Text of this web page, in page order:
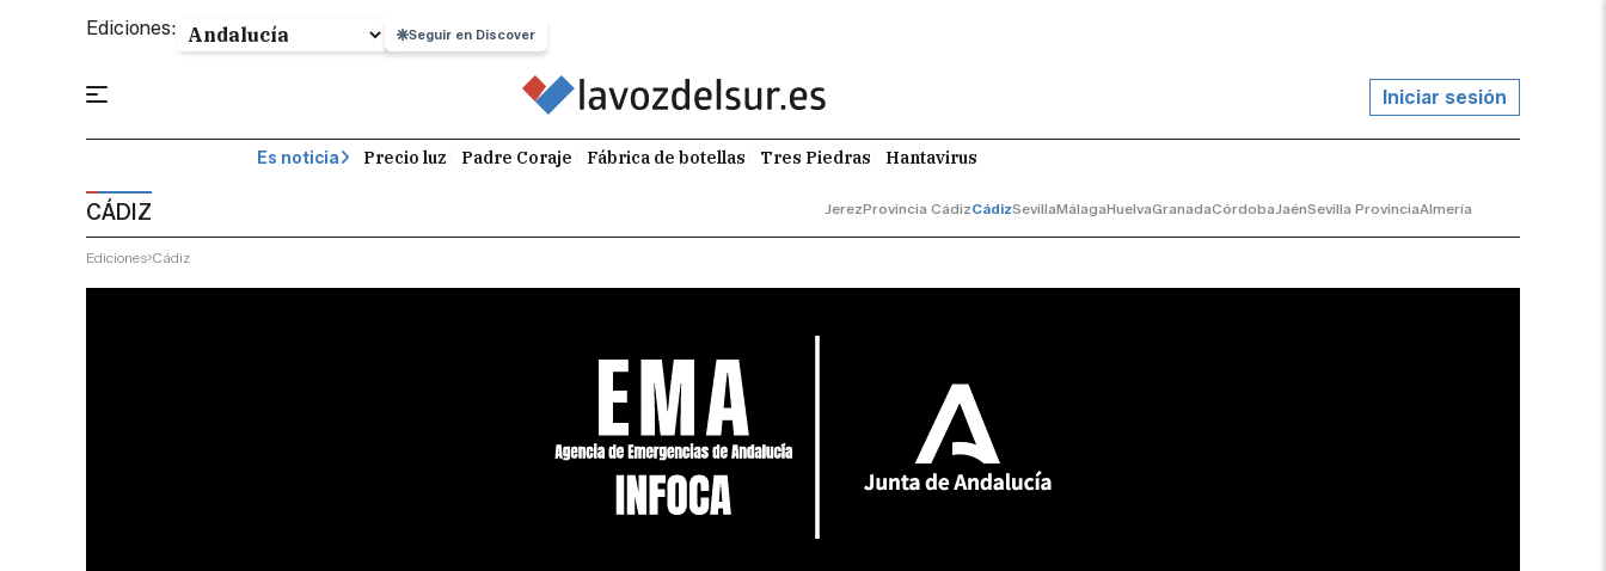
Ediciones: Seguir en Discover
Iniciar sesión
Es noticia Precio luz Padre Coraje Fábrica de botellas Tres Piedras Hantavirus
CÁDIZ JerezProvincia CádizCádizSevillaMálagaHuelvaGranadaCórdobaJaénSevilla ProvinciaAlmería
Ediciones Cádiz